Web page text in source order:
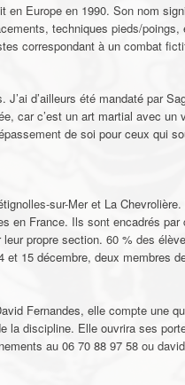
en Europe en 1990. Son nom
techniques pieds/
correspondant à un combat
d’ailleurs été mandaté par
car c’est un art martial avec
de soi pour ceux qui
sur-Mer et La
en France. Ils sont encadrés
propre section. 60 % des
et 15 décembre, deux membres
Fernandes, elle compte une
la discipline. Elle ouvrira ses
au 06 70 88 97 58 ou